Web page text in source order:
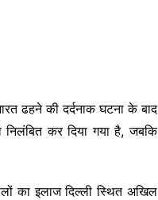
ढहने की दर्दनाक घटना के बाद
कर दिया गया है, जबकि
का इलाज दिल्ली स्थित अखिल